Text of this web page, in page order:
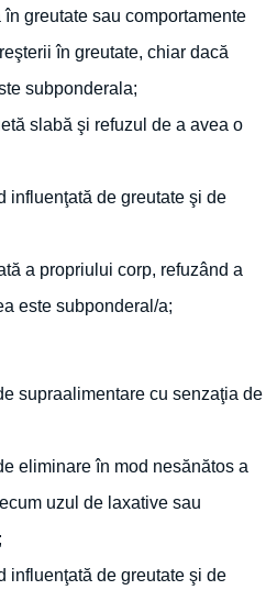
greutate sau comportamente
în greutate, chiar dacă
subponderala;
slabă şi refuzul de a avea o
influenţată de greutate şi de
a propriului corp, refuzând a
este subponderal/a;
supraalimentare cu senzaţia de
eliminare în mod nesănătos a
uzul de laxative sau
influenţată de greutate şi de